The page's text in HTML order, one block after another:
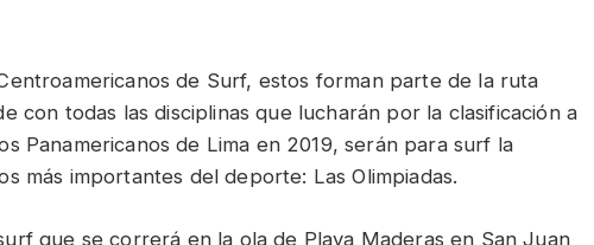
de Surf, estos forman parte de la ruta
con todas las disciplinas que lucharán por la clasificación a
Panamericanos de Lima en 2019, serán para surf la
más importantes del deporte: Las Olimpiadas.
que se correrá en la ola de Playa Maderas en San Juan